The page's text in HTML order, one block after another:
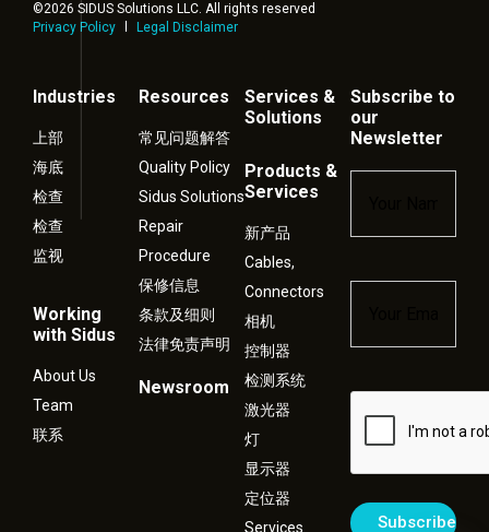
©2026 SIDUS Solutions LLC. All rights reserved
Privacy Policy
Legal Disclaimer
Industries
上部
海底
检查
检查
监视
Working
with Sidus
About Us
Team
联系
Resources
常见问题解答
Quality Policy
Sidus Solutions
Repair
Procedure
保修信息
条款及细则
法律免责声明
Newsroom
Services &
Solutions
Products &
Services
新产品
Cables,
Connectors
相机
控制器
检测系统
激光器
灯
显示器
定位器
Services
Subscribe to
our
Newsletter